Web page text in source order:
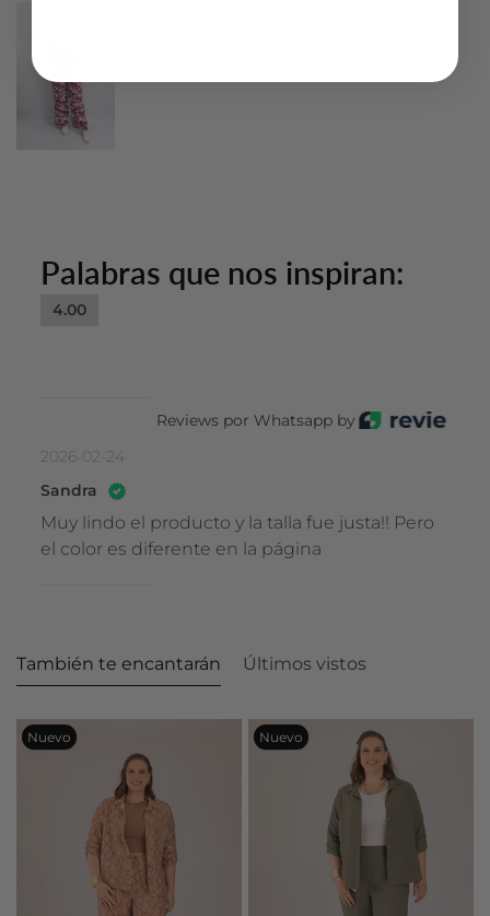
Palabras que nos inspiran:
4.00
Reviews por Whatsapp by
2026-02-24
Sandra
Muy lindo el producto y la talla fue justa!! Pero
el color es diferente en la página
También te encantarán Últimos vistos
Nuevo Nuevo